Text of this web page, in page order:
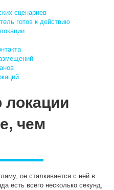
сценариев
готов к действию
чем
он сталкивается с ней в
есть всего несколько секунд,